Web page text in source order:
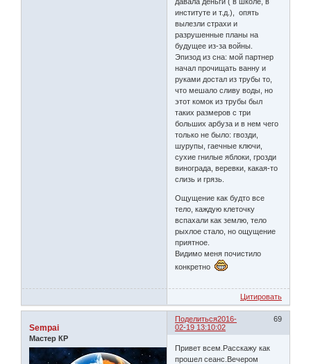
институте и т.д.), опять
вылезли страхи и
разрушенные планы на
будущее из-за войны.
Эпизод из сна: мой партнер
начал прочищать ванну и
руками достал из трубы то,
что мешало сливу воды, но
этот комок из трубы был
таких размеров с три
больших арбуза и в нем чего
только не было: гвозди,
шурупы, гаечные ключи,
сухие гнилые яблоки, грозди
винограда, веревки, какая-то
слизь и грязь.
Ощущение как будто все
тело, каждую клеточку
вспахали как землю, тело
рыхлое стало, но ощущение
приятное.
Видимо меня почистило
конкретно
Цитировать
Поделиться 69
2016-
02-19 13:10:02
Sempai
Мастер КР
Привет всем.Расскажу как
прошел сеанс.Вечером